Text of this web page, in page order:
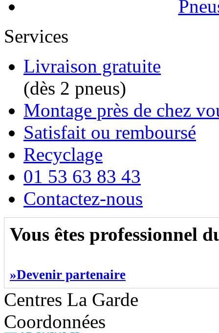
Services
Livraison gratuite
(dès 2 pneus)
Montage près de chez
Satisfait ou remboursé
Recyclage
01 53 63 83 43
Contactez-nous
Vous êtes professionnel
»Devenir partenaire
Centres La Garde
Coordonnées